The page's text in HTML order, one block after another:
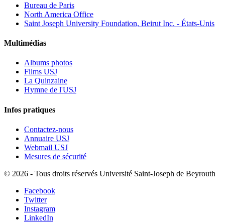
Bureau de Paris
North America Office
Saint Joseph University Foundation, Beirut Inc. - États-Unis
Multimédias
Albums photos
Films USJ
La Quinzaine
Hymne de l'USJ
Infos pratiques
Contactez-nous
Annuaire USJ
Webmail USJ
Mesures de sécurité
© 2026 - Tous droits réservés Université Saint-Joseph de Beyrouth
Facebook
Twitter
Instagram
LinkedIn